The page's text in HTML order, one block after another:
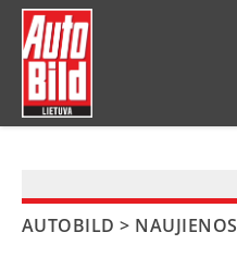
AUTOBILD > NAUJIENOS